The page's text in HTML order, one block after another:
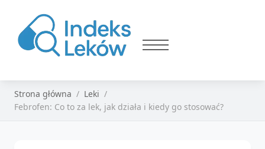
Strona główna
Leki
Febrofen: Co to za lek, jak działa i kiedy go stosować?